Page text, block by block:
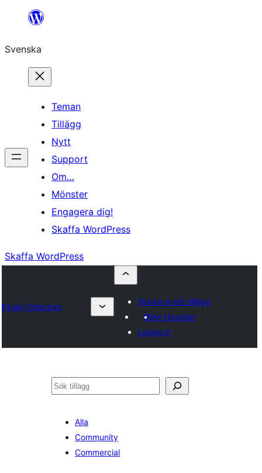
Hoppa
innehåll
Svenska
Teman
Tillägg
Nytt
Support
Om…
Mönster
Engagera dig!
Skaffa WordPress
Skaffa WordPress
Plugin Directory
Skicka in ett tillägg
Mina favoriter
Logga in
Sök
Alla
Community
Commercial